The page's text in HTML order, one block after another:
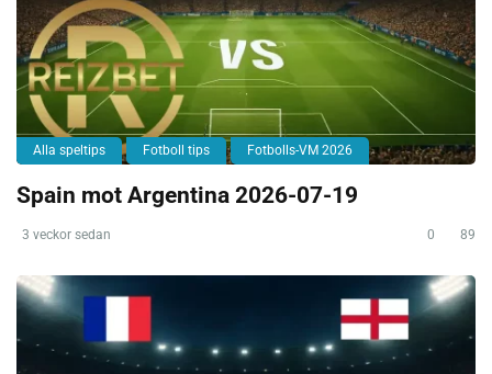
Alla speltips Fotboll tips Fotbolls-VM 2026
Spain mot Argentina 2026-07-19
3 veckor sedan 0 89